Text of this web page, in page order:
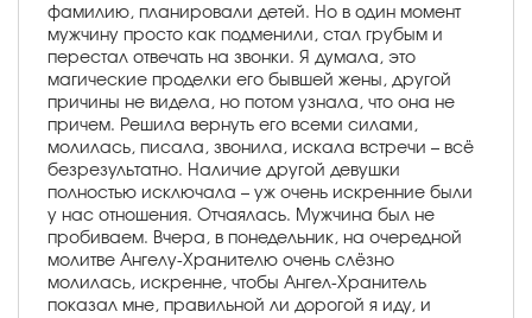
фамилию, планировали детей. Но в один момент
мужчину просто как подменили, стал грубым и
перестал отвечать на звонки. Я думала, это
магические проделки его бывшей жены, другой
причины не видела, но потом узнала, что она не
причем. Решила вернуть его всеми силами,
молилась, писала, звонила, искала встречи – всё
безрезультатно. Наличие другой девушки
полностью исключала – уж очень искренние были
у нас отношения. Отчаялась. Мужчина был не
пробиваем. Вчера, в понедельник, на очередной
молитве Ангелу-Хранителю очень слёзно
молилась, искренне, чтобы Ангел-Хранитель
показал мне, правильной ли дорогой я иду, и